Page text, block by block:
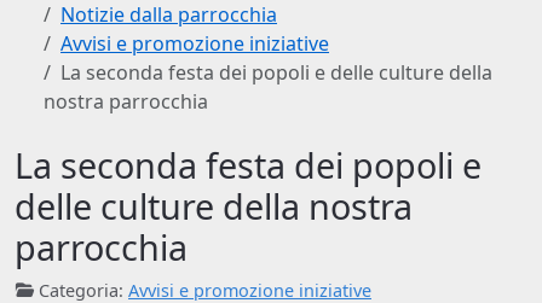
Notizie dalla parrocchia
Avvisi e promozione iniziative
La seconda festa dei popoli e delle culture della
nostra parrocchia
La seconda festa dei popoli e
delle culture della nostra
parrocchia
Categoria: Avvisi e promozione iniziative